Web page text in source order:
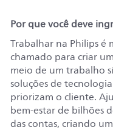
Por que você deve
Trabalhar na Philips é
chamado para criar
meio de um trabalho
soluções de
priorizam o cliente.
bem-estar de bilhões
das contas, criando